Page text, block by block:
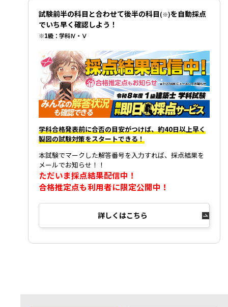
試験前半の科目と合わせて後半の科目(※)を自動採点
でいち早く確認しよう！
※1級：学科Ⅳ・Ⅴ
学科合格発表前に合否の目安がつけば、約40日以上早く
製図の試験対策をスタートできる！
本試験でマークした解答番号を入力すれば、採点結果を
メールでお知らせ！！
ただいま採点結果配信中！
合格推定点も利用者に限定公開中！
詳しくはこちら